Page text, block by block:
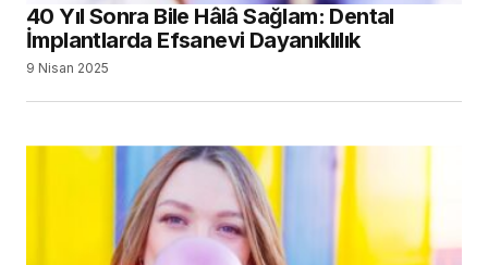
40 Yıl Sonra Bile Hâlâ Sağlam: Dental
İmplantlarda Efsanevi Dayanıklılık
9 Nisan 2025